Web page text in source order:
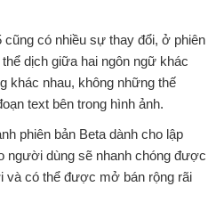
có nhiều sự thay đổi, ở phiên
dịch giữa hai ngôn ngữ khác
khác nhau, không những thế
text bên trong hình ảnh.
phiên bản Beta dành cho lập
người dùng sẽ nhanh chóng được
và có thể được mở bán rộng rãi